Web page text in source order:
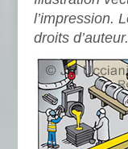
l’impression.
droits d’auteur.